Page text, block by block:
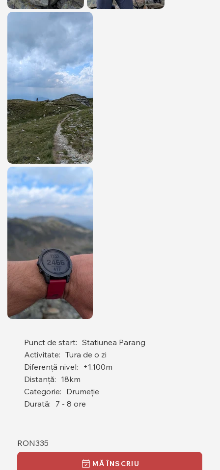
Punct de start: Statiunea Parang
Activitate: Tura de o zi
Diferență nivel:
+1.100m
Distanță: 18km
Categorie: Drumeție
Durată: 7 - 8 ore
RON335
MĂ ÎNSCRIU